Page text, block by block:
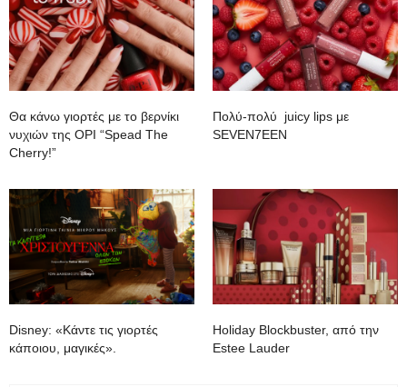
Θα κάνω γιορτές με το βερνίκι
νυχιών της OPI “Spead The
Cherry!”
Πολύ-πολύ juicy lips με
SEVEN7EEN
Disney: «Κάντε τις γιορτές
κάποιου, μαγικές».
Holiday Blockbuster, από την
Estee Lauder